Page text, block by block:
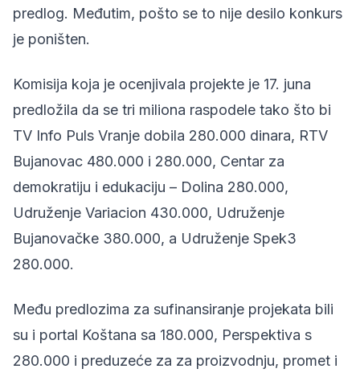
predlog. Međutim, pošto se to nije desilo konkurs
je poništen.
Komisija koja je ocenjivala projekte je 17. juna
predložila da se tri miliona raspodele tako što bi
TV Info Puls Vranje dobila 280.000 dinara, RTV
Bujanovac 480.000 i 280.000, Centar za
demokratiju i edukaciju – Dolina 280.000,
Udruženje Variacion 430.000, Udruženje
Bujanovačke 380.000, a Udruženje Spek3
280.000.
Među predlozima za sufinansiranje projekata bili
su i portal Koštana sa 180.000, Perspektiva s
280.000 i preduzeće za za proizvodnju, promet i